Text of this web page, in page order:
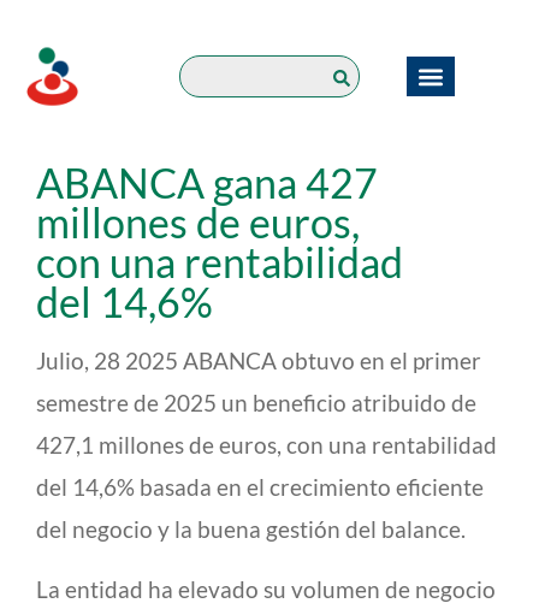
ABANCA gana 427
millones de euros,
con una rentabilidad
del 14,6%
Julio, 28 2025 ABANCA obtuvo en el primer
semestre de 2025 un beneficio atribuido de
427,1 millones de euros, con una rentabilidad
del 14,6% basada en el crecimiento eficiente
del negocio y la buena gestión del balance.
La entidad ha elevado su volumen de negocio